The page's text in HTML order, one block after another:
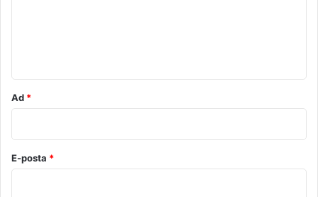
Ad *
E-posta *